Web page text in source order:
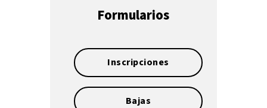
Formularios
Inscripciones
Bajas